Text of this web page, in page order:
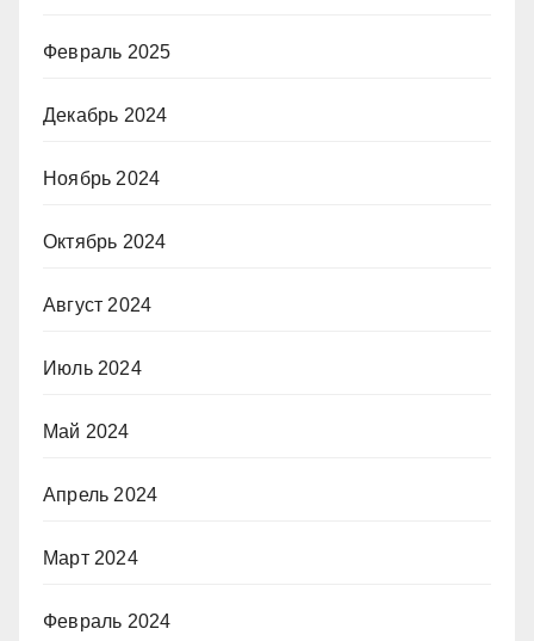
Февраль 2025
Декабрь 2024
Ноябрь 2024
Октябрь 2024
Август 2024
Июль 2024
Май 2024
Апрель 2024
Март 2024
Февраль 2024